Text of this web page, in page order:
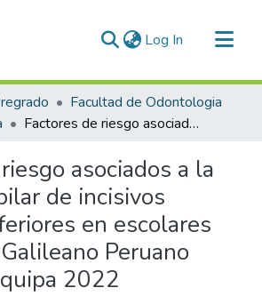
Log In (current)
Facultad de Odontologia
Factores de riesgo asociados a la recesión papilar de incisivos centrales inferiores en escolares del Colegio Galileano Peruano Italiano, Arequipa 2022
asociados a la
de incisivos
en escolares
Peruano
2022